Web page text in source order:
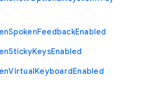
SpokenFeedbackEnabled
StickyKeysEnabled
VirtualKeyboardEnabled